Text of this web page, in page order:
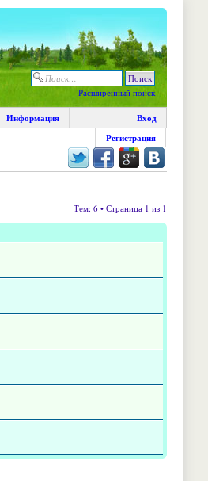
Расширенный поиск
Информация
Вход
Регистрация
Тем: 6 • Страница 1 из 1